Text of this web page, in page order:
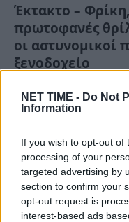
NET TIME - Do Not
Information
If you wish to opt-out of
processing of your
targeted advertising by
section to confirm your
opt-out request is
interest-based ads
Έκτακτο –
πρωτοφανές
οι αστυνομικοί
ξενοδοχείο
Μια σοκαριστική